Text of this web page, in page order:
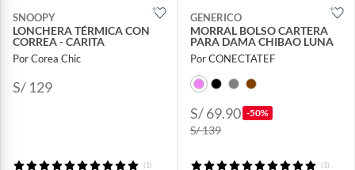
SNOOPY
LONCHERA TÉRMICA CON
CORREA - CARITA
Por Corea Chic
S/ 129
(1)
GENERICO
MORRAL BOLSO CARTERA
PARA DAMA CHIBAO LUNA
Por CONECTATEF
S/ 69.90 -50%
S/ 139
(1)